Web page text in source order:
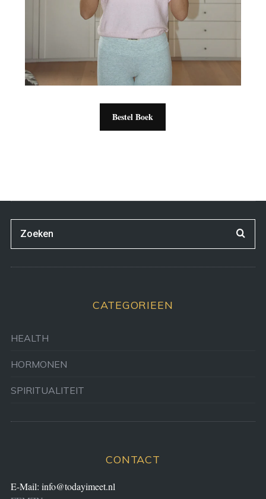
Bestel Boek
CATEGORIEEN
HEALTH
HORMONEN
SPIRITUALITEIT
CONTACT
E-Mail: info@todayimeet.nl